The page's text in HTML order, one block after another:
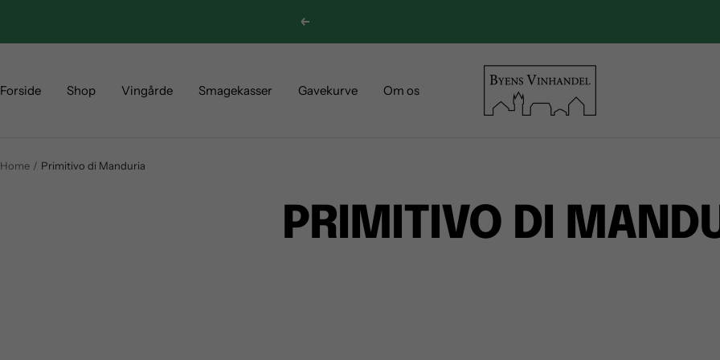
Previous
Forside Shop Vingårde Smagekasser Gavekurve Om os
Byens
Vinhandel
Home Primitivo di Manduria
PRIMITIVO DI